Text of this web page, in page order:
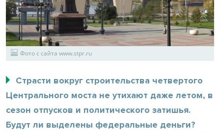
Фото с сайта www.stpr.ru
Страсти вокруг строительства четвертого
Центрального моста не утихают даже летом, в
сезон отпусков и политического затишья.
Будут ли выделены федеральные деньги?